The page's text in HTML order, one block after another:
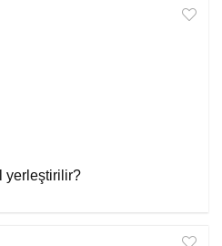
yerleştirilir?